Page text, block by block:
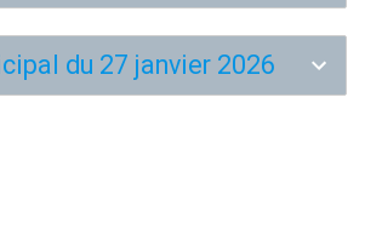
du 27 janvier 2026